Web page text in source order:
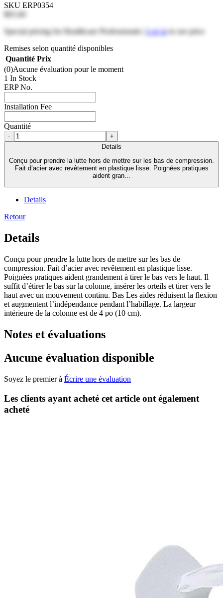
SKU ERP0354
$65.60
Special pricing for Healthcare Professionals | Log into see price
Remises selon quantité disponibles
Quantité Prix
(0)Aucune évaluation pour le moment
1 In Stock
ERP No.
Installation Fee
Quantité
-
+
Details
Conçu pour prendre la lutte hors de mettre sur les bas de compression.
Fait d’acier avec revêtement en plastique lisse. Poignées pratiques
aident gran...
Details
Retour
Details
Conçu pour prendre la lutte hors de mettre sur les bas de
compression. Fait d’acier avec revêtement en plastique lisse.
Poignées pratiques aident grandement à tirer le bas vers le haut. Il
suffit d’étirer le bas sur la colonne, insérer les orteils et tirer vers le
haut avec un mouvement continu. Bas Les aides réduisent la flexion
et augmentent l’indépendance pendant l’habillage. La largeur
intérieure de la colonne est de 4 po (10 cm).
Notes et évaluations
Aucune évaluation disponible
Soyez le premier à Écrire une évaluation
Les clients ayant acheté cet article ont également
acheté